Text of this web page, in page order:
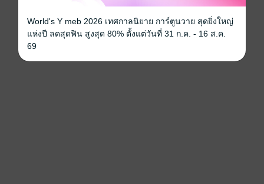
World's Y meb 2026 เทศกาลนิยาย การ์ตูนวาย สุดยิ่งใหญ่
แห่งปี ลดสุดฟิน สูงสุด 80% ตั้งแต่วันที่ 31 ก.ค. - 16 ส.ค.
69